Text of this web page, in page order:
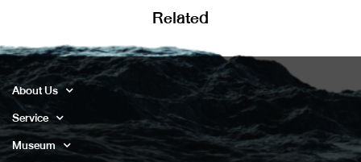
Related
About Us
Service
Museum